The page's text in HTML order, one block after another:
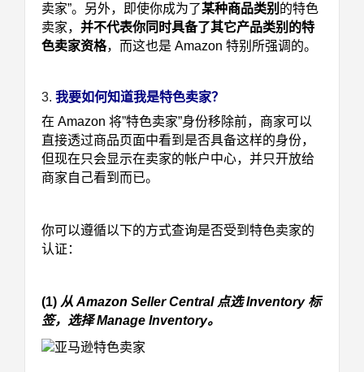
卖家”。另外，即使你成为了某种商品类别 的特色
卖家， 并不代表你同时具备了其它产品类别的特
色卖家资格，而这也是 Amazon 特别所强调的。
3. 我要如何知道我是特色卖家？
在 Amazon 将”特色卖家”身份移除前，商家可以
直接透过商品页面中看到是否具备这样的身份，
但现在只会显示在卖家的帐户中心，并只开放给
商家自己看到而已。
你可以遵循以下的方式查询是否受到特色卖家的
认证：
(1) 从 Amazon Seller Central 点选 Inventory 标
签，选择 Manage Inventory。